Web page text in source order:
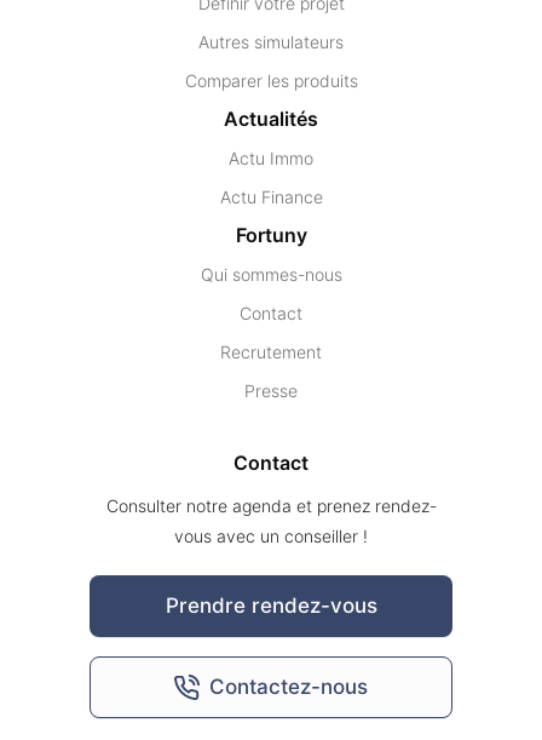
Autres simulateurs
Comparer les produits
Actualités
Actu Immo
Actu Finance
Fortuny
Qui sommes-nous
Contact
Recrutement
Presse
Contact
Consulter notre agenda et prenez rendez-
vous avec un conseiller !
Prendre rendez-vous
Contactez-nous